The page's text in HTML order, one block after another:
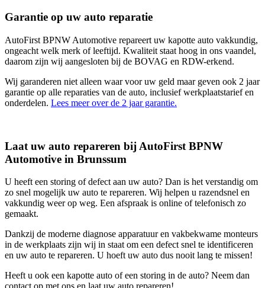
Garantie op uw auto reparatie
AutoFirst BPNW Automotive repareert uw kapotte auto vakkundig,
ongeacht welk merk of leeftijd. Kwaliteit staat hoog in ons vaandel,
daarom zijn wij aangesloten bij de BOVAG en RDW-erkend.
Wij garanderen niet alleen waar voor uw geld maar geven ook 2 jaar
garantie op alle reparaties van de auto, inclusief werkplaatstarief en
onderdelen. Lees meer over de 2 jaar garantie.
Laat uw auto repareren bij AutoFirst BPNW
Automotive in Brunssum
U heeft een storing of defect aan uw auto? Dan is het verstandig om
zo snel mogelijk uw auto te repareren. Wij helpen u razendsnel en
vakkundig weer op weg. Een afspraak is online of telefonisch zo
gemaakt.
Dankzij de moderne diagnose apparatuur en vakbekwame monteurs
in de werkplaats zijn wij in staat om een defect snel te identificeren
en uw auto te repareren. U hoeft uw auto dus nooit lang te missen!
Heeft u ook een kapotte auto of een storing in de auto? Neem dan